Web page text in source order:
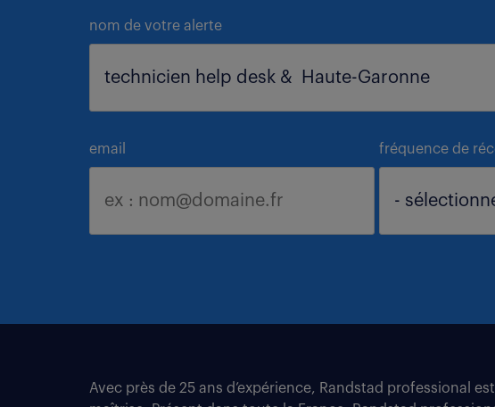
nom de votre alerte
email fréquence de
Avec près de 25 ans d’expérience, Randstad professional